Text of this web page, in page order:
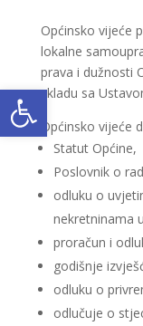
Open
Općinsko vijeće
lokalne
prava i dužnosti
skladu sa
Općinsko vijeće
Statut Općine,
Poslovnik o
odluku o
nekretninama
proračun i
godišnje
odluku o
odlučuje o